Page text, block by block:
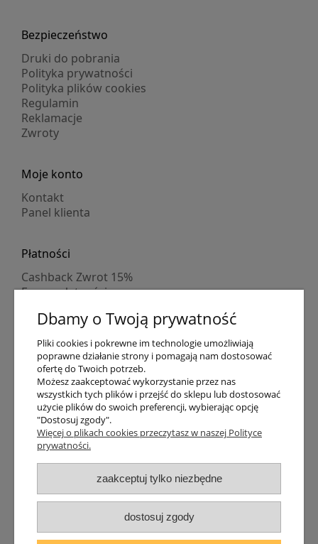
Bezpieczeństwo
Druki do pobrania
Polityka prywatności
Polityka plików cookies
Regulamin
Reklamacje
Zwroty
Moje konto
Kontakt
Panel klienta
Płatności
Cashback Zwrot 15%
Formy płatności
Numer konta
PayPo kupujesz, nie płacisz
Progi rabatowe
Promocje
Dostawa
Czas wysyłki
Dostawa
Śledzenie przesyłki GLS
Śledzenie przesyłki DPD
Shipping abroad
Zarejestruj się /Zaloguj się
Dbamy o Twoją prywatność
Pliki cookies i pokrewne im technologie umożliwiają
poprawne działanie strony i pomagają nam dostosować
ofertę do Twoich potrzeb.
Możesz zaakceptować wykorzystanie przez nas
wszystkich tych plików i przejść do sklepu lub dostosować
użycie plików do swoich preferencji, wybierając opcję
"Dostosuj zgody".
Więcej o plikach cookies przeczytasz w naszej Polityce
prywatności.
zaakceptuj tylko niezbędne
dostosuj zgody